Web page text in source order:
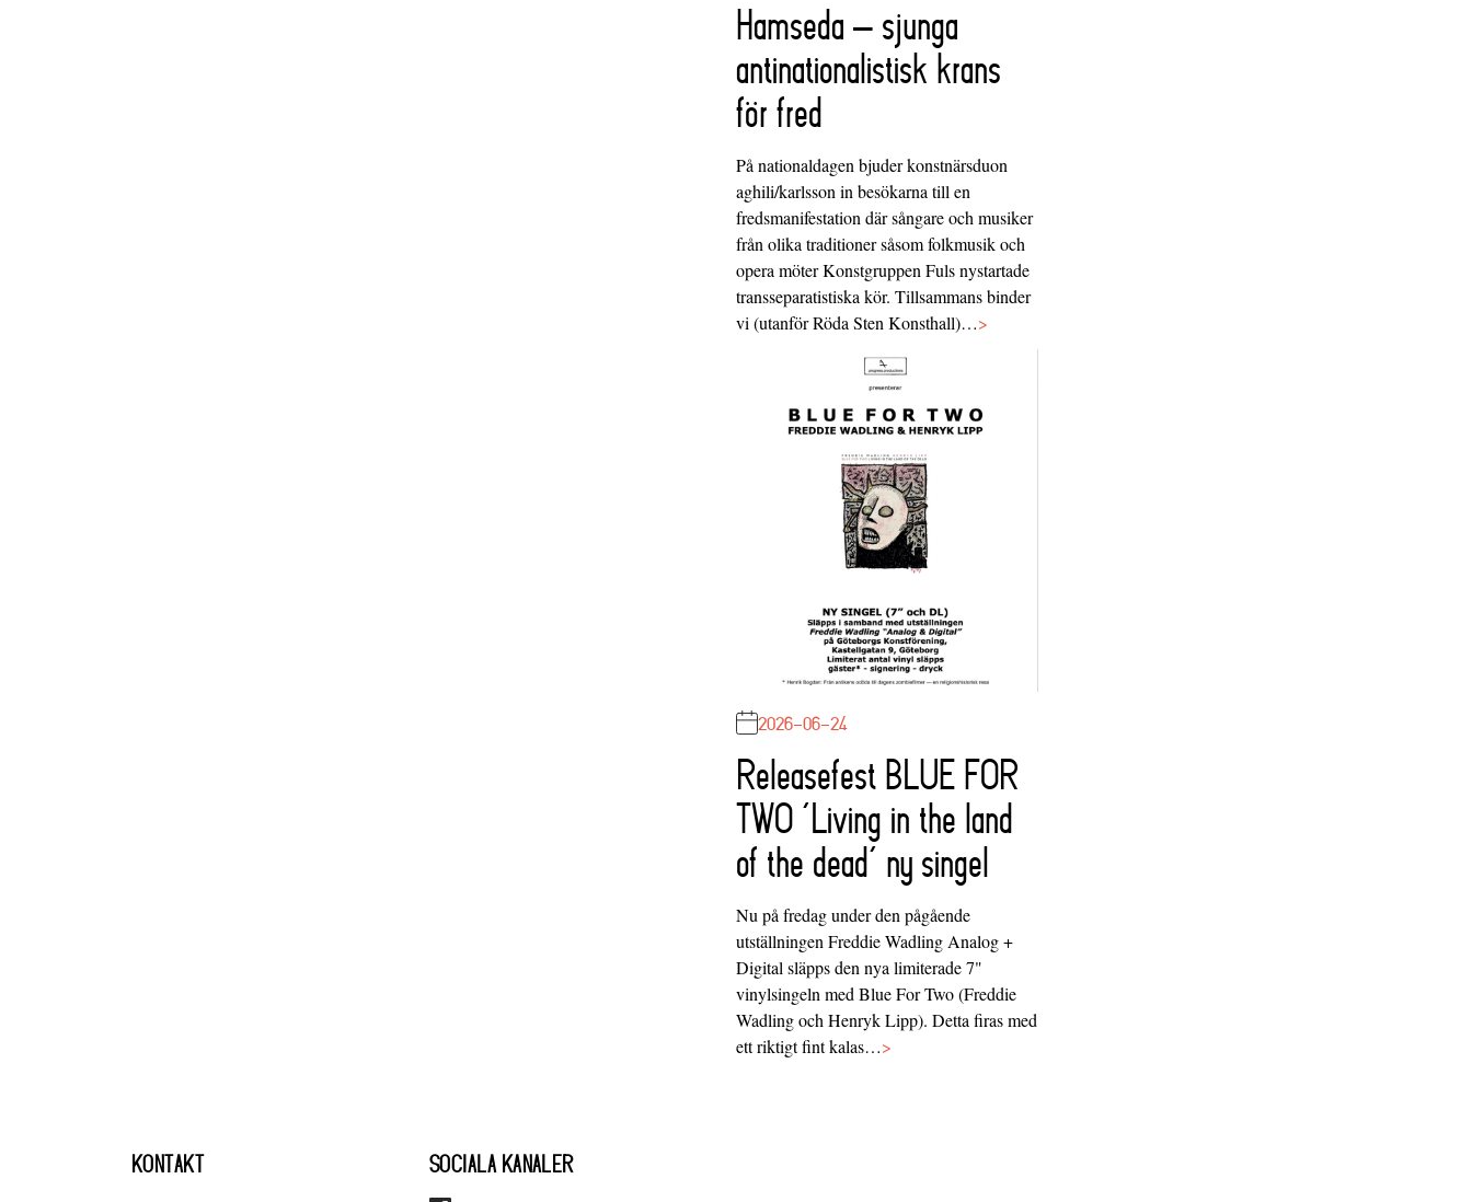
Hamseda – sjunga
antinationalistisk krans
för fred
På nationaldagen bjuder konstnärsduon
aghili/karlsson in besökarna till en
fredsmanifestation där sångare och musiker
från olika traditioner såsom folkmusik och
opera möter Konstgruppen Fuls nystartade
transseparatistiska kör. Tillsammans binder
vi (utanför Röda Sten Konsthall)…>
2026-06-24
Releasefest BLUE FOR
TWO ‘Living in the land
of the dead’ ny singel
Nu på fredag under den pågående
utställningen Freddie Wadling Analog +
Digital släpps den nya limiterade 7"
vinylsingeln med Blue For Two (Freddie
Wadling och Henryk Lipp). Detta firas med
ett riktigt fint kalas…>
KONTAKT SOCIALA KANALER